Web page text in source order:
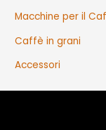
Macchine per il
Caffè in grani
Accessori